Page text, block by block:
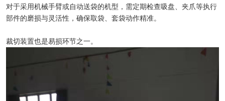
对于采用机械手臂或自动送袋的机型，需定期检查吸盘、夹爪等执行
部件的磨损与灵活性，确保取袋、套袋动作精准。
裁切装置也是易损环节之一。